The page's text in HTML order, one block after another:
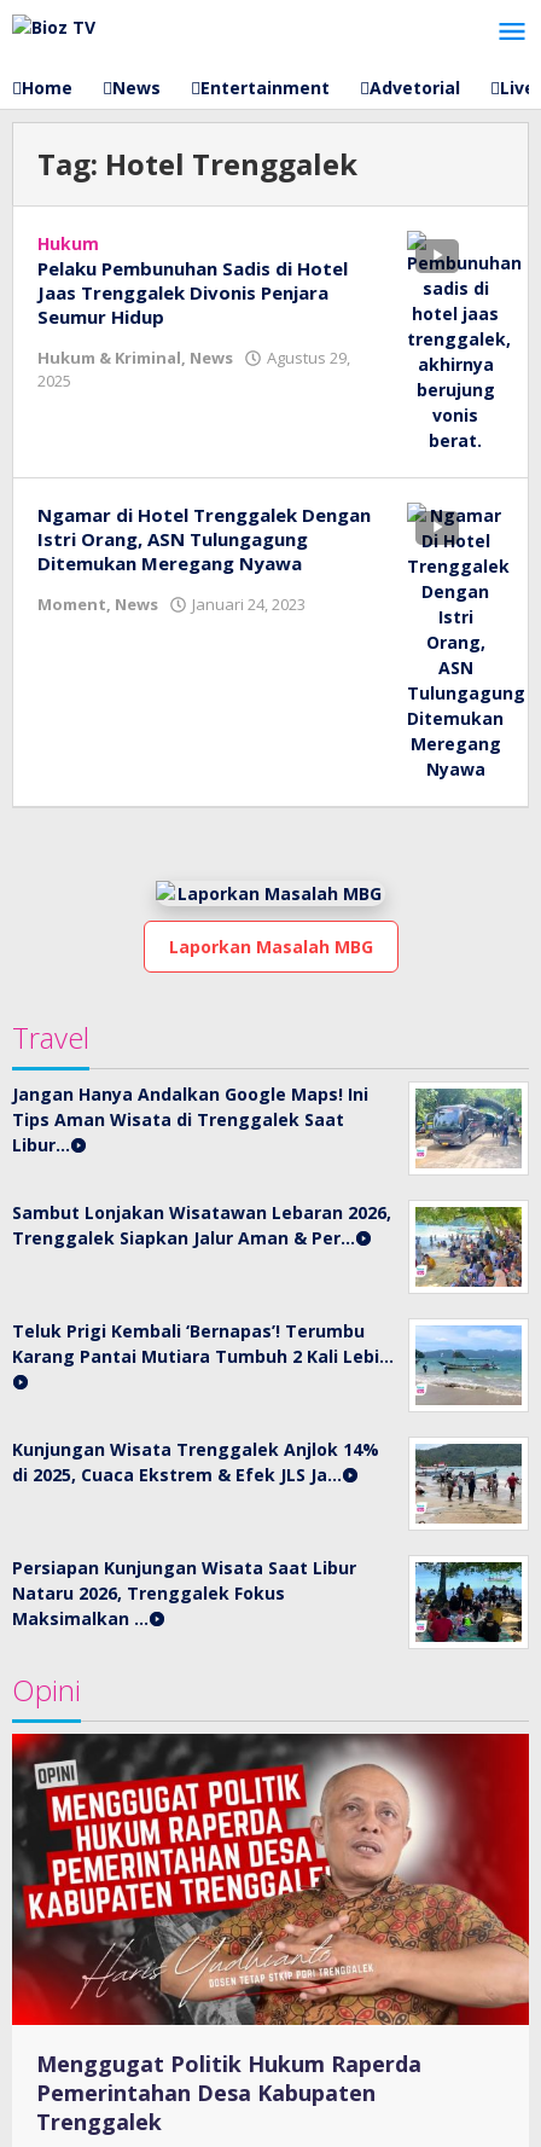
Lewati
ke
Home
News Entertainment Advetorial Live
Tag: Hotel Trenggalek
Hukum
Pelaku Pembunuhan Sadis di Hotel
Jaas Trenggalek Divonis Penjara
Seumur Hidup
Hukum & Kriminal, News
Agustus 29,
2025
Ngamar di Hotel Trenggalek Dengan
Istri Orang, ASN Tulungagung
Ditemukan Meregang Nyawa
Moment, News Januari 24, 2023
Laporkan Masalah MBG
Travel
Jangan Hanya Andalkan Google Maps! Ini
Tips Aman Wisata di Trenggalek Saat
Libur…
Sambut Lonjakan Wisatawan Lebaran 2026,
Trenggalek Siapkan Jalur Aman & Per…
Teluk Prigi Kembali ‘Bernapas’! Terumbu
Karang Pantai Mutiara Tumbuh 2 Kali Lebi…
Kunjungan Wisata Trenggalek Anjlok 14%
di 2025, Cuaca Ekstrem & Efek JLS Ja…
Persiapan Kunjungan Wisata Saat Libur
Nataru 2026, Trenggalek Fokus
Maksimalkan …
Opini
Menggugat Politik Hukum Raperda
Pemerintahan Desa Kabupaten
Trenggalek